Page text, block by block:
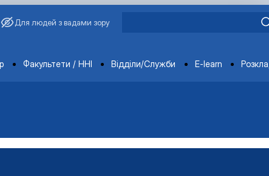
Для людей з вадами зору
Факультети / ННІ Відділи/Служби E-learn